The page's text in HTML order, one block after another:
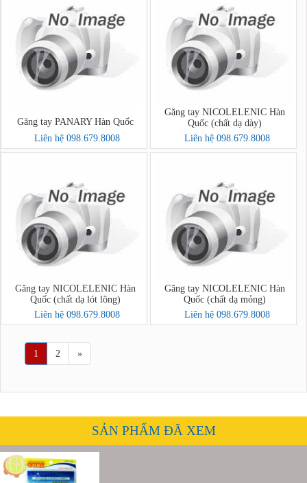
Găng tay PANARY Hàn Quốc
Liên hệ 098.679.8008
Găng tay NICOLELENIC Hàn
Quốc (chất dạ dày)
Liên hệ 098.679.8008
Găng tay NICOLELENIC Hàn
Quốc (chất dạ lót lông)
Liên hệ 098.679.8008
Găng tay NICOLELENIC Hàn
Quốc (chất dạ mỏng)
Liên hệ 098.679.8008
1 2 »
SẢN PHẨM ĐÃ XEM